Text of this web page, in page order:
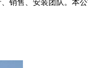
销售、安装团队。本